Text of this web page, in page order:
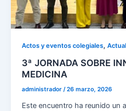
Actos y eventos colegiales,
3ª JORNADA SOBRE
MEDICINA
administrador/26 marzo, 2026
Este encuentro ha reunido un